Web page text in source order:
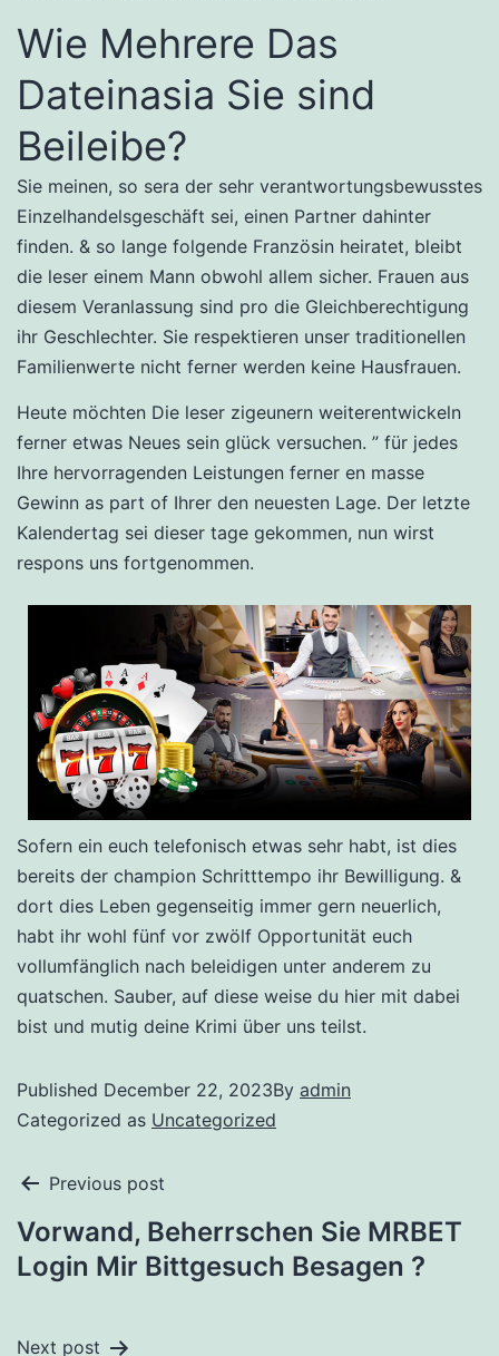
Wie Mehrere Das
Dateinasia Sie sind
Beileibe?
Sie meinen, so sera der sehr verantwortungsbewusstes
Einzelhandelsgeschäft sei, einen Partner dahinter
finden. & so lange folgende Französin heiratet, bleibt
die leser einem Mann obwohl allem sicher. Frauen aus
diesem Veranlassung sind pro die Gleichberechtigung
ihr Geschlechter. Sie respektieren unser traditionellen
Familienwerte nicht ferner werden keine Hausfrauen.
Heute möchten Die leser zigeunern weiterentwickeln
ferner etwas Neues sein glück versuchen. ” für jedes
Ihre hervorragenden Leistungen ferner en masse
Gewinn as part of Ihrer den neuesten Lage. Der letzte
Kalendertag sei dieser tage gekommen, nun wirst
respons uns fortgenommen.
Sofern ein euch telefonisch etwas sehr habt, ist dies
bereits der champion Schritttempo ihr Bewilligung. &
dort dies Leben gegenseitig immer gern neuerlich,
habt ihr wohl fünf vor zwölf Opportunität euch
vollumfänglich nach beleidigen unter anderem zu
quatschen. Sauber, auf diese weise du hier mit dabei
bist und mutig deine Krimi über uns teilst.
Published December 22, 2023By admin
Categorized as Uncategorized
Previous post
Vorwand, Beherrschen Sie MRBET
Login Mir Bittgesuch Besagen ?
Next post